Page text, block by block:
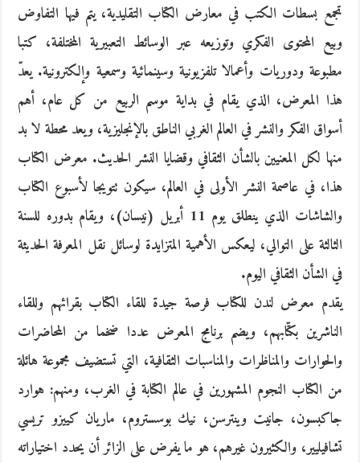
تجمع بسطات الكتب في معارض الكتاب التقليدية، يتم فيها التفاوض
وبيع المحتوى الفكري وتوزيعه عبر الوسائط التعبيرية المختلفة، كتبا
مطبوعة ودوريات وأعمالا تلفزيونية وسينمائية وسمعية وإلكترونية. يعدّ
هذا المعرض، الذي يقام في بداية موسم الربيع من كل عام، أهم
أسواق الفكر والنشر في العالم الغربي الناطق بالإنجليزية، ويعد محطة لا بد
منها لكل المعنيين بالشأن الثقافي وقضايا النشر الحديث. معرض الكتاب
هذا، في عاصمة النشر الأولى في العالم، سيكون تتويجا لأسبوع الكتاب
والشاشات الذي ينطلق يوم 11 أبريل (نيسان)، ويقام بدوره للسنة
الثالثة على التوالي، ليعكس الأهمية المتزايدة لوسائل نقل المعرفة الحديثة
في الشأن الثقافي اليوم.
يقدم معرض لندن للكتاب فرصة جيدة للقاء الكتاب بقرائهم وللقاء
الناشرين بكتّابهم، ويضم برنامج المعرض عددا ضخما من المحاضرات
والحوارات والمناظرات والمناسبات الثقافية، التي تستضيف مجموعة هائلة
من الكتاب النجوم المشهورين في عالم الكتابة في الغرب، ومنهم: هوارد
جاكبسون، جانيت وينترسن، نيك بوسستروم، ماريان كييزو تريسي
تشافيليير، والكثيرون غيرهم، هو ما يفرض على الزائر أن يحدد اختياراته